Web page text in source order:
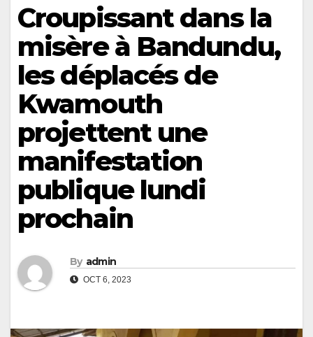
Croupissant dans la
misère à Bandundu,
les déplacés de
Kwamouth
projettent une
manifestation
publique lundi
prochain
By admin
OCT 6, 2023